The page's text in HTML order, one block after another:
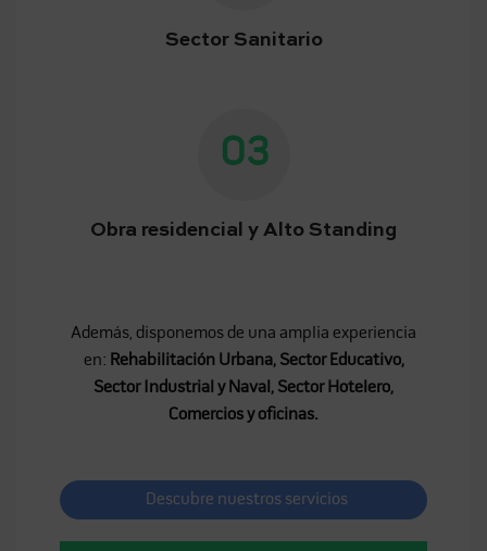
Sector Sanitario
03
Obra residencial y Alto Standing
Además, disponemos de una amplia experiencia
en: Rehabilitación Urbana, Sector Educativo,
Sector Industrial y Naval, Sector Hotelero,
Comercios y oficinas.
Descubre nuestros servicios